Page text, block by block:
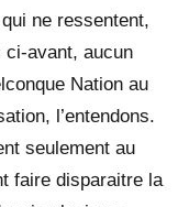
ne ressentent,
ci-avant, aucun
Nation au
l’entendons.
seulement au
faire disparaitre la